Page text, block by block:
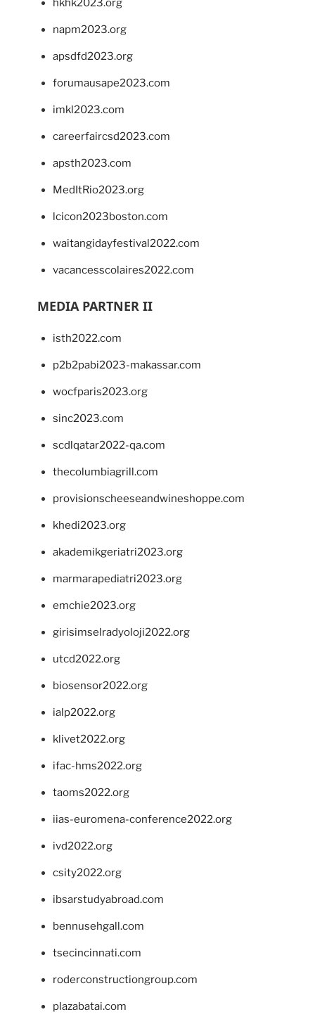
hkhk2023.org
napm2023.org
apsdfd2023.org
forumausape2023.com
imkl2023.com
careerfaircsd2023.com
apsth2023.com
MedItRio2023.org
lcicon2023boston.com
waitangidayfestival2022.com
vacancesscolaires2022.com
MEDIA PARTNER II
isth2022.com
p2b2pabi2023-makassar.com
wocfparis2023.org
sinc2023.com
scdlqatar2022-qa.com
thecolumbiagrill.com
provisionscheeseandwineshoppe.com
khedi2023.org
akademikgeriatri2023.org
marmarapediatri2023.org
emchie2023.org
girisimselradyoloji2022.org
utcd2022.org
biosensor2022.org
ialp2022.org
klivet2022.org
ifac-hms2022.org
taoms2022.org
iias-euromena-conference2022.org
ivd2022.org
csity2022.org
ibsarstudyabroad.com
bennusehgall.com
tsecincinnati.com
roderconstructiongroup.com
plazabatai.com